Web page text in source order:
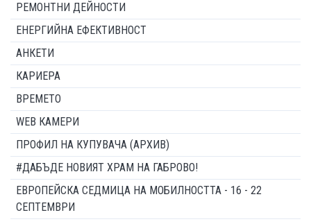
РЕМОНТНИ ДЕЙНОСТИ
ЕНЕРГИЙНА ЕФЕКТИВНОСТ
АНКЕТИ
КАРИЕРА
ВРЕМЕТО
WEB КАМЕРИ
ПРОФИЛ НА КУПУВАЧА (АРХИВ)
#ДАБЪДЕ НОВИЯТ ХРАМ НА ГАБРОВО!
ЕВРОПЕЙСКА СЕДМИЦА НА МОБИЛНОСТТА - 16 - 22
СЕПТЕМВРИ